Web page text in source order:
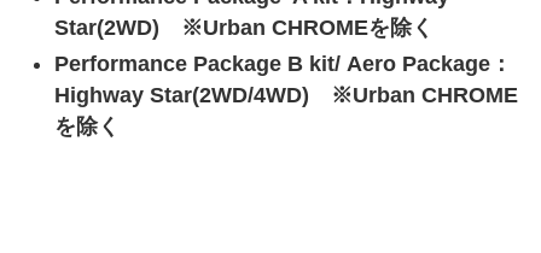
Star(2WD) ※Urban CHROMEを除く
Performance Package B kit/ Aero Package：
Highway Star(2WD/4WD) ※Urban CHROME
を除く